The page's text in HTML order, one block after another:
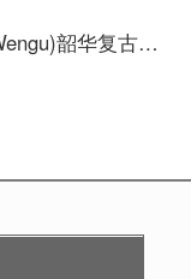
文谷(Wengu)韶华复古彩色12只装A4厚く款PP按扣文件袋档案袋オフィス资料袋试卷票据收纳袋D367-12